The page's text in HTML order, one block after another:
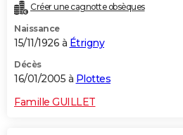
Créer une cagnotte obsèques
Naissance
15/11/1926 à Étrigny
Décès
16/01/2005 à Plottes
Famille GUILLET